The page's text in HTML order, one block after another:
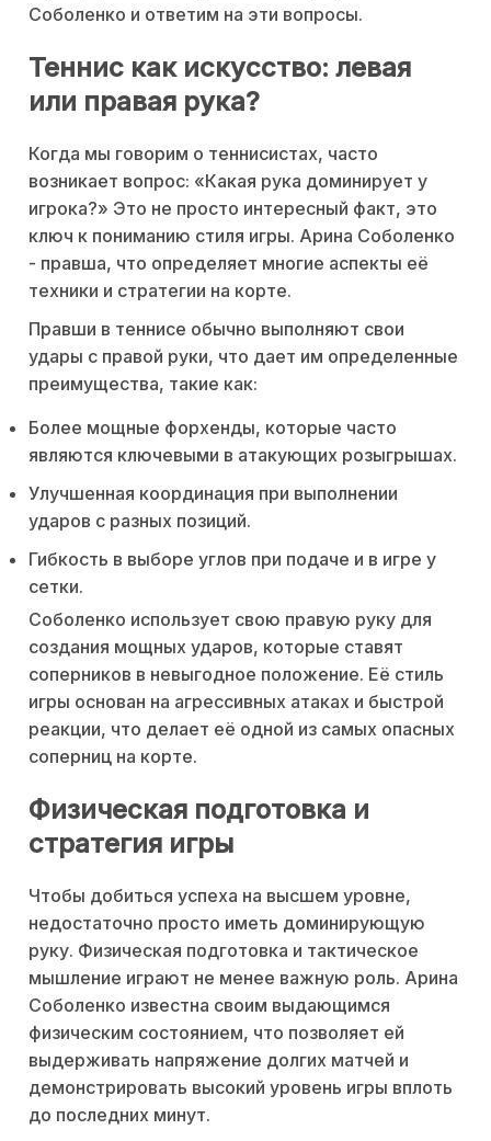
Соболенко и ответим на эти вопросы.
Теннис как искусство: левая
или правая рука?
Когда мы говорим о теннисистах, часто
возникает вопрос: «Какая рука доминирует у
игрока?» Это не просто интересный факт, это
ключ к пониманию стиля игры. Арина Соболенко
- правша, что определяет многие аспекты её
техники и стратегии на корте.
Правши в теннисе обычно выполняют свои
удары с правой руки, что дает им определенные
преимущества, такие как:
Более мощные форхенды, которые часто
являются ключевыми в атакующих розыгрышах.
Улучшенная координация при выполнении
ударов с разных позиций.
Гибкость в выборе углов при подаче и в игре у
сетки.
Соболенко использует свою правую руку для
создания мощных ударов, которые ставят
соперников в невыгодное положение. Её стиль
игры основан на агрессивных атаках и быстрой
реакции, что делает её одной из самых опасных
соперниц на корте.
Физическая подготовка и
стратегия игры
Чтобы добиться успеха на высшем уровне,
недостаточно просто иметь доминирующую
руку. Физическая подготовка и тактическое
мышление играют не менее важную роль. Арина
Соболенко известна своим выдающимся
физическим состоянием, что позволяет ей
выдерживать напряжение долгих матчей и
демонстрировать высокий уровень игры вплоть
до последних минут.